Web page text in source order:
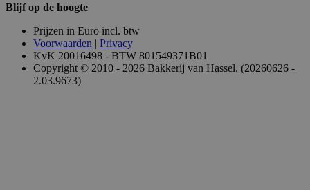
Blijf op de hoogte
Prijzen in Euro incl. btw
Voorwaarden | Privacy
KvK 20016498 - BTW 801549371B01
Copyright © 2010 - 2026 Bakkerij van Hassel. (20260626 -
2.03.9673)